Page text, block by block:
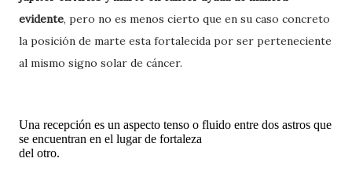
evidente, pero no es menos cierto que en su caso concreto
la posición de marte esta fortalecida por ser perteneciente
al mismo signo solar de cáncer.
Una recepción es un aspecto tenso o fluido entre dos astros que
se encuentran en el lugar de fortaleza
del otro.